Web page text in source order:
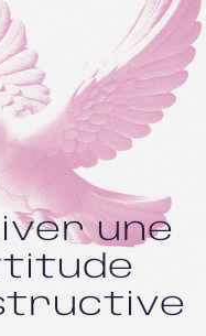
une